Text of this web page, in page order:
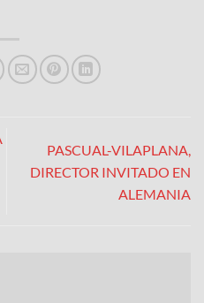
PASCUAL-VILAPLANA,
DIRECTOR INVITADO EN
ALEMANIA